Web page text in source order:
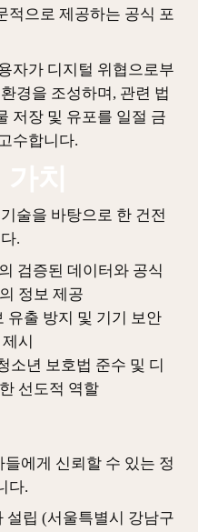
적으로 제공하는 공식 포
자가 디지털 위협으로부
경을 조성하며, 관련 법
저장 및 유포를 일절 금
수합니다.
술을 바탕으로 한 건전
.
검증된 데이터와 공식
정보 제공
유출 방지 및 기기 보안
시
소년 보호법 준수 및 디
선도적 역할
에게 신뢰할 수 있는 정
다.
설립 (서울특별시 강남구